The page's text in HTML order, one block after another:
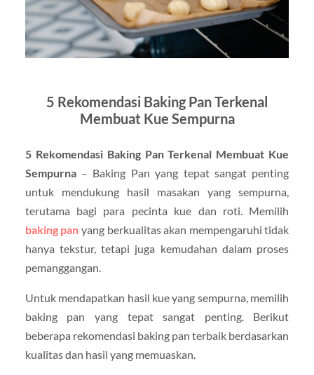
5 Rekomendasi Baking Pan Terkenal
Membuat Kue Sempurna
5 Rekomendasi Baking Pan Terkenal Membuat Kue
Sempurna– Baking Pan yang tepat sangat penting
untuk mendukung hasil masakan yang sempurna,
terutama bagi para pecinta kue dan roti. Memilih
baking pan yang berkualitas akan mempengaruhi tidak
hanya tekstur, tetapi juga kemudahan dalam proses
pemanggangan.
Untuk mendapatkan hasil kue yang sempurna, memilih
baking pan yang tepat sangat penting. Berikut
beberapa rekomendasi baking pan terbaik berdasarkan
kualitas dan hasil yang memuaskan.